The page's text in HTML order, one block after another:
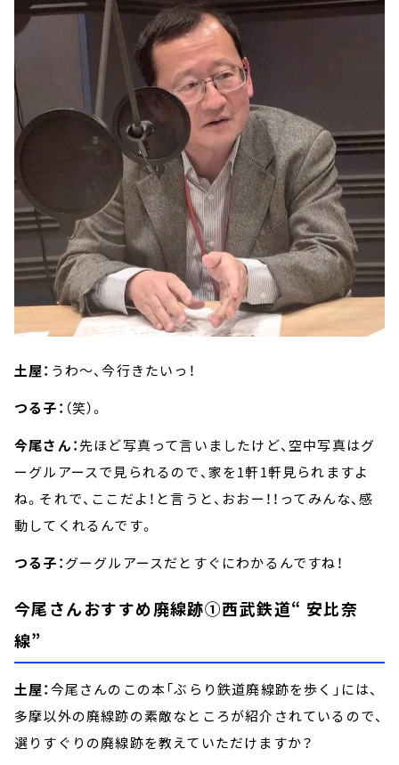
土屋： うわ～、今行きたいっ！
つる子： （笑）。
今尾さん：先ほど写真って言いましたけど、空中写真はグ
ーグルアースで見られるので、家を1軒1軒見られますよ
ね。それで、ここだよ！と言うと、おおー！！ってみんな、感
動してくれるんです。
つる子：グーグルアースだとすぐにわかるんですね！
今尾さんおすすめ廃線跡①西武鉄道“ 安比奈
線”
土屋：今尾さんのこの本「ぶらり鉄道廃線跡を歩く」には、
多摩以外の廃線跡の素敵なところが紹介されているので、
選りすぐりの廃線跡を教えていただけますか？